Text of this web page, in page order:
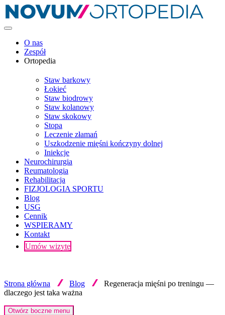
O nas
Zespół
Ortopedia
Staw barkowy
Łokieć
Staw biodrowy
Staw kolanowy
Staw skokowy
Stopa
Leczenie złamań
Uszkodzenie mięśni kończyny dolnej
Iniekcje
Neurochirurgia
Reumatologia
Rehabilitacja
FIZJOLOGIA SPORTU
Blog
USG
Cennik
WSPIERAMY
Kontakt
Umów wizytę
Strona główna Blog
Regeneracja mięśni po treningu —
dlaczego jest taka ważna
Otwórz boczne menu